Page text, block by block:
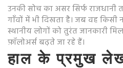
उनकी सोच का असर सिर्फ
गाँवों में भी दिखता है। जब वह
स्थानीय लोगों को तुरंत जानकारी
फ़ॉलोअर्स बढ़ते जा रहे हैं।
हाल के प्रमुख